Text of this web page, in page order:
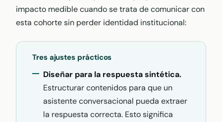
impacto medible cuando se trata de comunicar con
esta cohorte sin perder identidad institucional:
Tres ajustes prácticos
Diseñar para la respuesta sintética.
Estructurar contenidos para que un
asistente conversacional pueda extraer
la respuesta correcta. Esto significa